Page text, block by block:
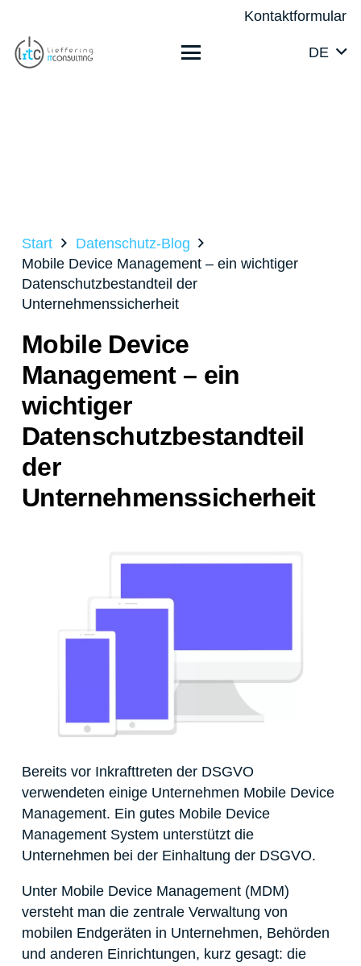
Kontaktformular
DE
Start
Datenschutz-Blog
Mobile Device Management – ein wichtiger
Datenschutzbestandteil der
Unternehmenssicherheit
Mobile Device
Management – ein
wichtiger
Datenschutzbestandteil
der
Unternehmenssicherheit
Bereits vor Inkrafttreten der DSGVO
verwendeten einige Unternehmen Mobile Device
Management. Ein gutes Mobile Device
Management System unterstützt die
Unternehmen bei der Einhaltung der DSGVO.
Unter Mobile Device Management (MDM)
versteht man die zentrale Verwaltung von
mobilen Endgeräten in Unternehmen, Behörden
und anderen Einrichtungen, kurz gesagt: die